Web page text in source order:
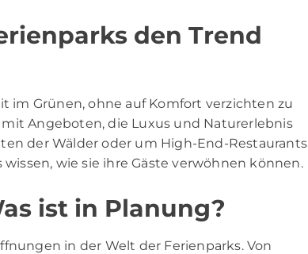
den Trend
im Grünen, ohne auf Komfort verzichten zu
Angeboten, die Luxus und Naturerlebnis
der Wälder oder um High-End-Restaurants
wie sie ihre Gäste verwöhnen können.
ist in Planung?
in der Welt der Ferienparks. Von